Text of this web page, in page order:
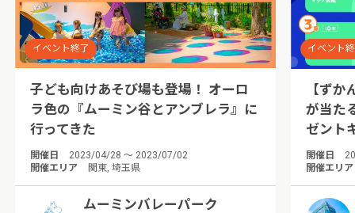
イベント終了
子ども向けあそび場も登場！ オーロ
ラ色の『ムーミン谷とアンブレラ』に
行ってきた
開催日
2023/04/28 ～ 2023/07/02
開催エリア
関東, 埼玉県
ムーミンバレーパーク
イベント
【ず
が当た
ゼント
開催日
開催エリア